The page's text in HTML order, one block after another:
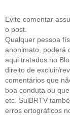
Evite comentar
o post.
Qualquer pessoa
anonimato, poderá
aqui tratados no
direito de excluir/
comentários que
boa conduta ou
etc. SulBRTV
erros ortográficos